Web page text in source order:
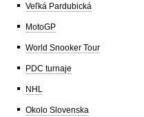
Veľká Pardubická
MotoGP
World Snooker Tour
PDC turnaje
NHL
Okolo Slovenska